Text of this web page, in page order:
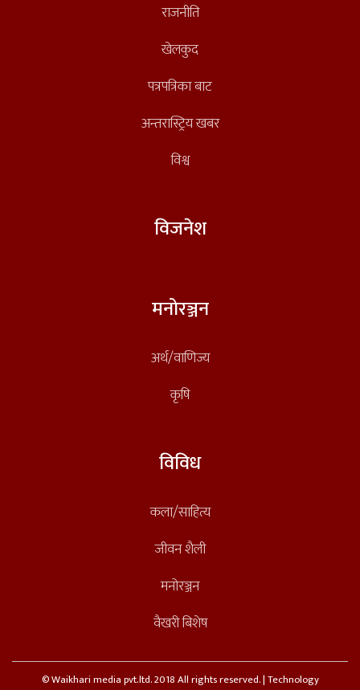
राजनीति
खेलकुद
पत्रपत्रिका बाट
अन्तरास्ट्रिय खबर
विश्व
विजनेश
मनोरञ्जन
अर्थ/वाणिज्य
कृषि
विविध
कला/साहित्य
जीवन शैली
मनोरञ्जन
वैखरी बिशेष
© Waikhari media pvt.ltd. 2018 All rights reserved. | Technology